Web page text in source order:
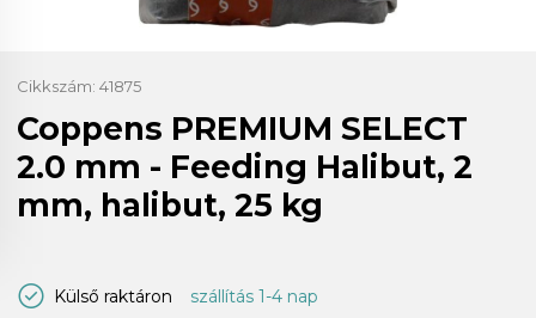
Cikkszám: 41875
Coppens PREMIUM SELECT
2.0 mm - Feeding Halibut, 2
mm, halibut, 25 kg
Külső raktáron szállítás 1-4 nap